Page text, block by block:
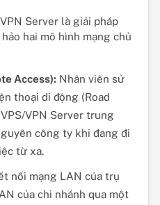
Server là giải pháp
hai mô hình mạng chủ
Access):Nhân viên sử
thoại di động (Road
VPN Server trung
công ty khi đang đi
từ xa.
nối mạng LAN của trụ
của chi nhánh qua một